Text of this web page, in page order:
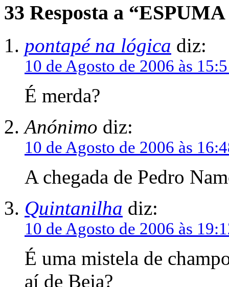
33 Resposta a
pontapé na lógica diz:
10 de Agosto de 2006 às
É merda?
Anónimo diz:
10 de Agosto de 2006 às
A chegada de Pedro
Quintanilha diz:
10 de Agosto de 2006 às
É uma mistela de
aí de Beja?